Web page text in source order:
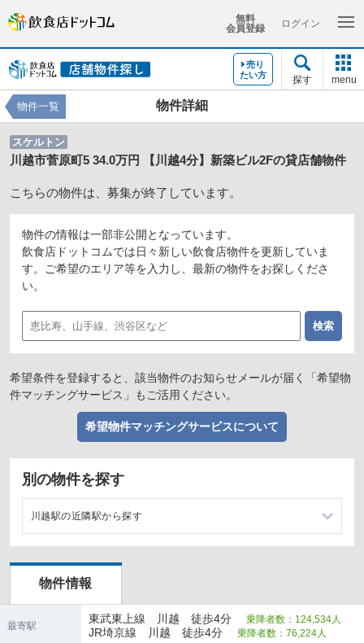
無料
会員登録
ログイン
売り
たい方
探す menu
物件詳細
物件一覧
スケルトン
川越市菅原町5 34.0万円 【川越4分】新築ビル2Fの貸店舗物件
こちらの物件は、募集が終了しています。
物件の情報は一部非公開となっています。
飲食店ドットコムでは日々新しい飲食店物件を更新していま
す。ご希望のエリア等を入力し、最新の物件をお探しくださ
い。
希望条件を登録すると、該当物件のお知らせメールが届く「希望物
件マッチングサービス」もご活用ください。
希望物件マッチングサービスについて
別の物件を探す
川越駅の近隣駅から探す
霞ヶ関駅の店舗物件・貸店舗・テナント一覧
上福岡駅の店舗物件・貸店舗・テナント一覧
物件情報
最寄駅
東武東上線 川越 徒歩4分 乗降者数：124,534人
JR埼京線 川越 徒歩4分 乗降者数：76,224人